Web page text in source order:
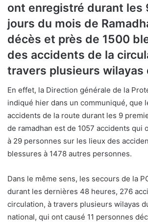
ont enregistré durant les
jours du mois de
décès et près de 1500
des accidents de la
travers plusieurs wilayas
En effet, la Direction générale de la
indiqué hier dans un communiqué, que
accidents de la route durant les 9
de ramadhan est de 1057 accidents qui
à 29 personnes sur les lieux des
blessures à 1478 autres personnes.
Dans le même sens, les secours de la
durant les dernières 48 heures, 276
circulation, à travers plusieurs wilayas
national, qui ont causé 11 personnes